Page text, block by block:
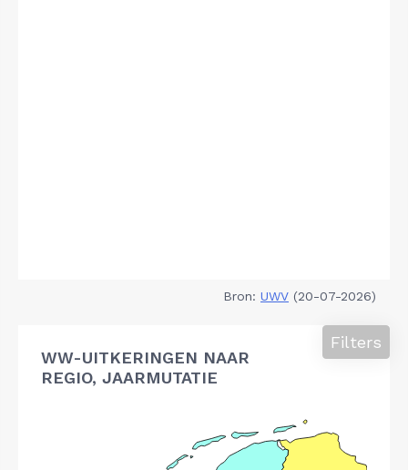
Bron: UWV (20-07-2026)
WW-UITKERINGEN NAAR
REGIO, JAARMUTATIE
Filters